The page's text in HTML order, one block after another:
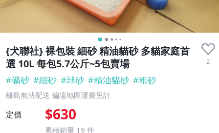
{犬聯社} 裸包裝 細砂 精油貓砂 多貓家庭首
選 10L 每包5.7公斤~5包賣場
2
#礦砂 #細砂 #球砂 #精油貓砂 #粗砂
離島無法配送 偏遠地區運費另計
定價 $630
累積銷量 19 件